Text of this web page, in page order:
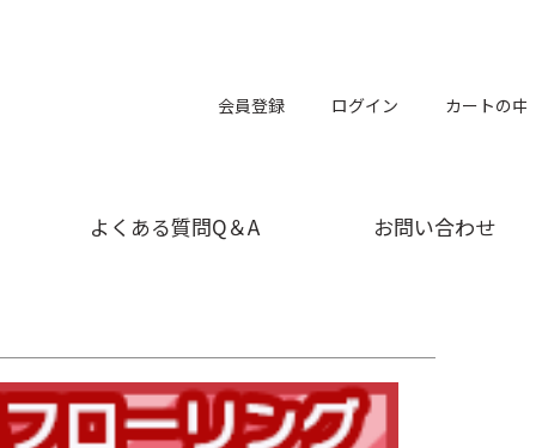
会員登録 ログイン カートの中
よくある質問Q＆A お問い合わせ